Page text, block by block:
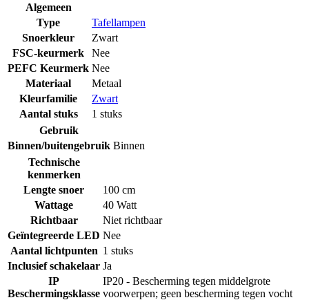
Algemeen
Type
Tafellampen
Snoerkleur
Zwart
FSC-keurmerk
Nee
PEFC Keurmerk Nee
Materiaal
Metaal
Kleurfamilie
Zwart
Aantal stuks
1 stuks
Gebruik
Binnen/buitengebruik Binnen
Technische
kenmerken
Lengte snoer
100 cm
Wattage
40 Watt
Richtbaar
Niet richtbaar
Geïntegreerde LED Nee
Aantal lichtpunten 1 stuks
Inclusief schakelaar Ja
IP
Beschermingsklasse
IP20 - Bescherming tegen middelgrote
voorwerpen; geen bescherming tegen vocht